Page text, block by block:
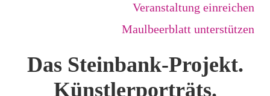
Veranstaltung einreichen
Maulbeerblatt unterstützen
Das Steinbank-Projekt.
Künstlerporträts.